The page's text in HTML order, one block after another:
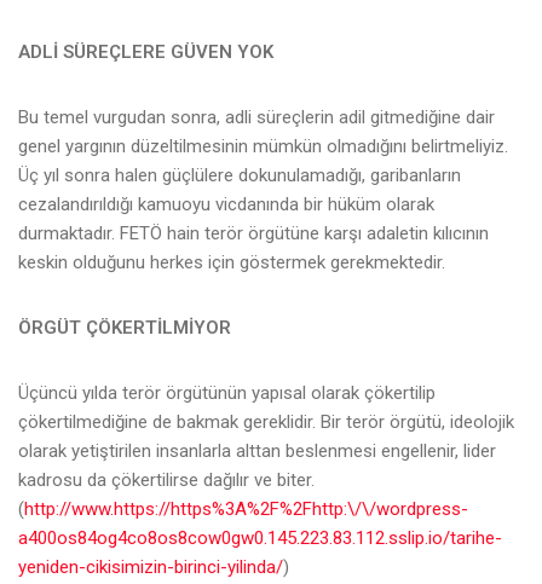
ADLİ SÜREÇLERE GÜVEN YOK
Bu temel vurgudan sonra, adli süreçlerin adil gitmediğine dair
genel yargının düzeltilmesinin mümkün olmadığını belirtmeliyiz.
Üç yıl sonra halen güçlülere dokunulamadığı, garibanların
cezalandırıldığı kamuoyu vicdanında bir hüküm olarak
durmaktadır. FETÖ hain terör örgütüne karşı adaletin kılıcının
keskin olduğunu herkes için göstermek gerekmektedir.
ÖRGÜT ÇÖKERTİLMİYOR
Üçüncü yılda terör örgütünün yapısal olarak çökertilip
çökertilmediğine de bakmak gereklidir. Bir terör örgütü, ideolojik
olarak yetiştirilen insanlarla alttan beslenmesi engellenir, lider
kadrosu da çökertilirse dağılır ve biter.
(http://www.https://https%3A%2F%2Fhttp:\/\/wordpress-
a400os84og4co8os8cow0gw0.145.223.83.112.sslip.io/tarihe-
yeniden-cikisimizin-birinci-yilinda/)